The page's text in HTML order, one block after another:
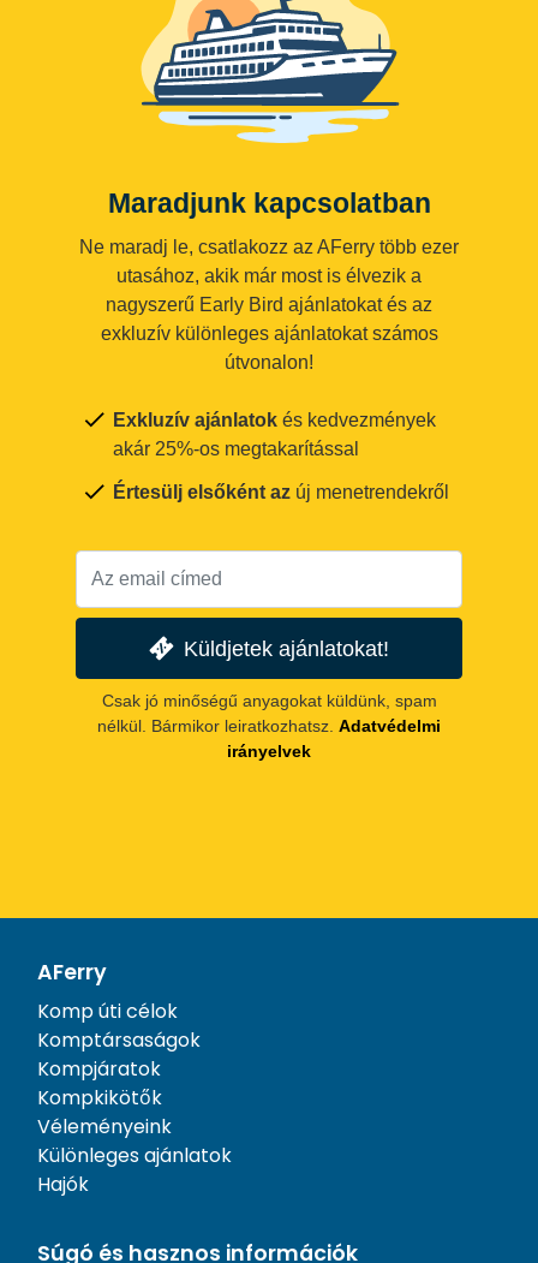
Maradjunk kapcsolatban
Ne maradj le, csatlakozz az AFerry több ezer
utasához, akik már most is élvezik a
nagyszerű Early Bird ajánlatokat és az
exkluzív különleges ajánlatokat számos
útvonalon!
Exkluzív ajánlatok és kedvezmények
akár 25%-os megtakarítással
Értesülj elsőként az új menetrendekről
Küldjetek ajánlatokat!
Csak jó minőségű anyagokat küldünk, spam
nélkül. Bármikor leiratkozhatsz. Adatvédelmi
irányelvek
AFerry
Komp úti célok
Komptársaságok
Kompjáratok
Kompkikötők
Véleményeink
Különleges ajánlatok
Hajók
Súgó és hasznos információk